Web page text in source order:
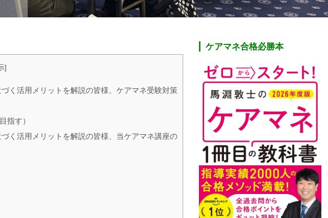
]
く活用メリットを解説の皆様、ケアマネ受験対策
指す）
く活用メリットを解説の皆様、当ケアマネ講座の
ケアマネ合格必勝本